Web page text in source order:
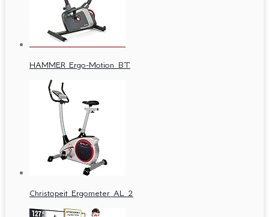
HAMMER Ergo-Motion BT
Christopeit Ergometer AL 2